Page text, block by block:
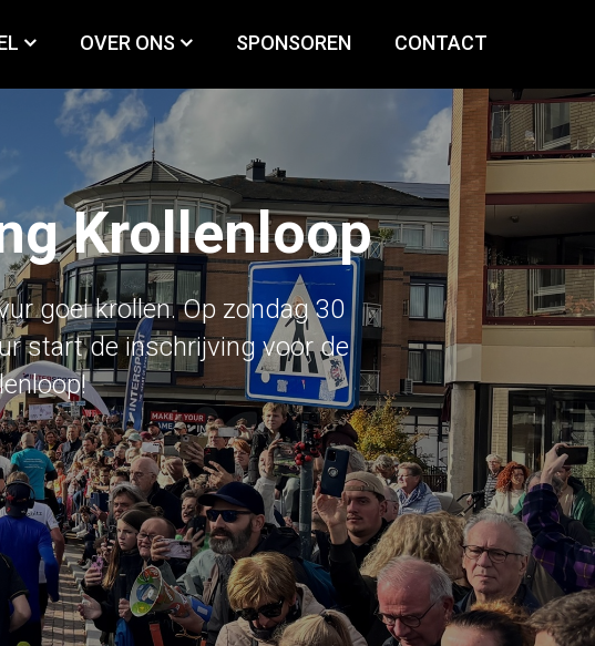
OVER ONS SPONSOREN CONTACT
Krollenloop
goei krollen. Op zondag 30
start de inschrijving voor de